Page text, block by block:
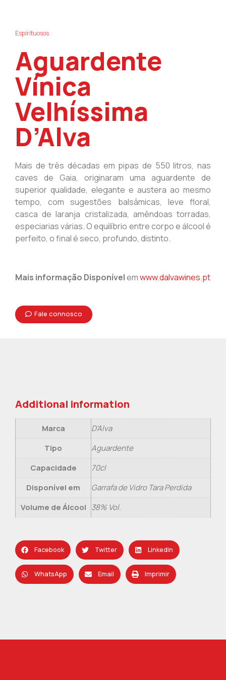
Espirituosos
Aguardente
Vínica
Velhíssima
D’Alva
Mais de três décadas em pipas de 550 litros, nas
caves de Gaia, originaram uma aguardente de
superior qualidade, elegante e austera ao mesmo
tempo, com sugestões balsâmicas, leve floral,
casca de laranja cristalizada, amêndoas torradas,
especiarias várias. O equilíbrio entre corpo e álcool é
perfeito, o final é seco, profundo, distinto.
Mais informação Disponívelemwww.dalvawines.pt
Fale connosco
Additional information
Marca
D'Alva
Tipo
Aguardente
Capacidade
70cl
Disponível em
Garrafa de Vidro Tara Perdida
Volume de Álcool 38% Vol.
Facebook Twitter LinkedIn
WhatsApp Email Imprimir